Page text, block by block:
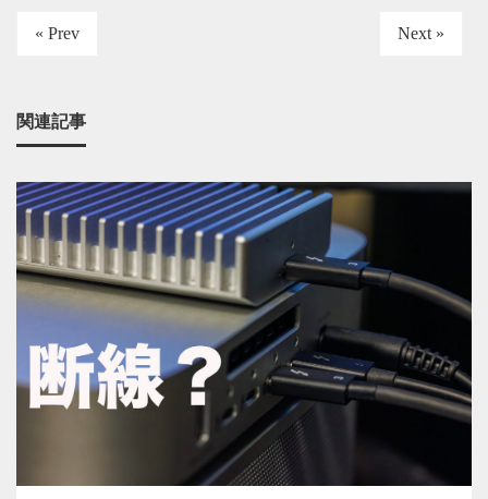
« Prev Next »
関連記事